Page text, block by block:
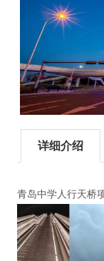
详细介绍
青岛中学人行天桥